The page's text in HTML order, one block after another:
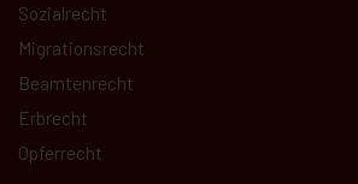
Sozialrecht
Migrationsrecht
Beamtenrecht
Erbrecht
Opferrecht